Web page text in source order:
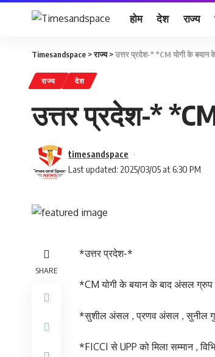
होम देश राज्य
Timesandspace >राज्य>उत्तर प्रदेश-* *CM योगी के
राज्य देश
उत्तर प्रदेश-*
Last updated: 2025/03/05 at 6:30 PM
timesandspace
SHARE
*उत्तर प्रदेश-*
*CM योगी के बयान के बाद अंसल
*सुशील अंसल , प्रणव अंसल , सुनील
*FICCI से UPP को मिला सम्मान ,